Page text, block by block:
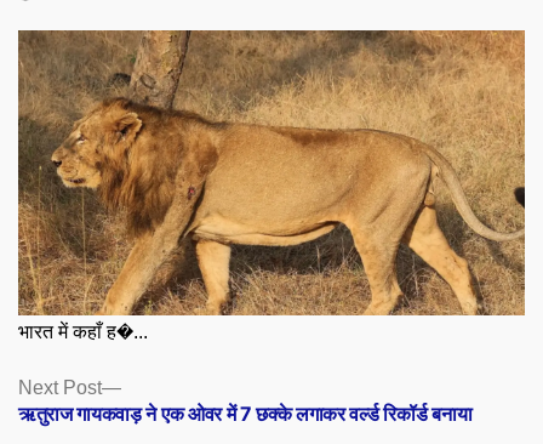
भारत में कहाँ ह�...
Posts
navigation
Next Post
Next
post:
ऋतुराज गायकवाड़ ने एक ओवर में 7 छक्के लगाकर वर्ल्ड रिकॉर्ड बनाया